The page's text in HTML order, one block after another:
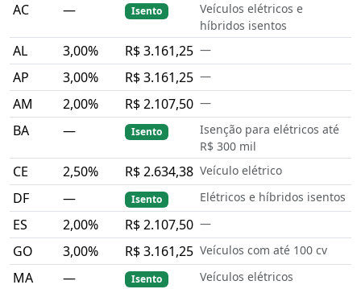
AC
— Isento
Veículos elétricos e
híbridos isentos
AL 3,00% R$ 3.161,25 —
AP 3,00% R$ 3.161,25 —
AM 2,00% R$ 2.107,50 —
BA — Isento
Isenção para elétricos até
R$ 300 mil
CE 2,50% R$ 2.634,38 Veículo elétrico
DF — Isento Elétricos e híbridos isentos
ES 2,00% R$ 2.107,50 —
GO 3,00% R$ 3.161,25 Veículos com até 100 cv
MA — Isento Veículos elétricos